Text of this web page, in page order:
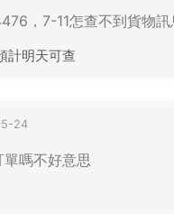
，7-11怎查不到貨物訊
計明天可查
24
嗎不好意思